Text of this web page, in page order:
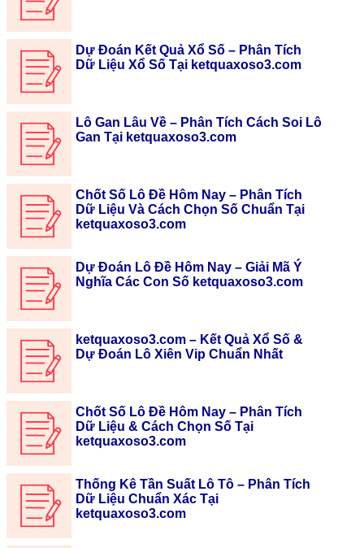
Dự Đoán Kết Quả Xổ Số – Phân Tích
Dữ Liệu Xổ Số Tại ketquaxoso3.com
Lô Gan Lâu Về – Phân Tích Cách Soi Lô
Gan Tại ketquaxoso3.com
Chốt Số Lô Đề Hôm Nay – Phân Tích
Dữ Liệu Và Cách Chọn Số Chuẩn Tại
ketquaxoso3.com
Dự Đoán Lô Đề Hôm Nay – Giải Mã Ý
Nghĩa Các Con Số ketquaxoso3.com
ketquaxoso3.com – Kết Quả Xổ Số &
Dự Đoán Lô Xiên Vip Chuẩn Nhất
Chốt Số Lô Đề Hôm Nay – Phân Tích
Dữ Liệu & Cách Chọn Số Tại
ketquaxoso3.com
Thống Kê Tần Suất Lô Tô – Phân Tích
Dữ Liệu Chuẩn Xác Tại
ketquaxoso3.com